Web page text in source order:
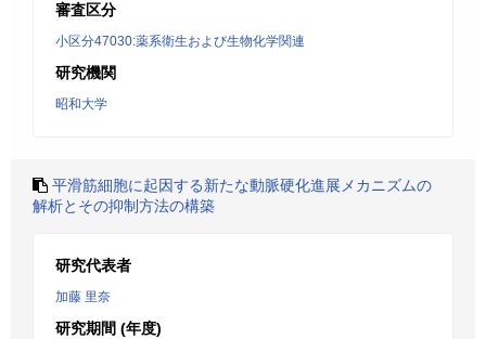
審査区分
小区分47030:薬系衛生および生物化学関連
研究機関
昭和大学
平滑筋細胞に起因する新たな動脈硬化進展メカニズムの
解析とその抑制方法の構築
研究代表者
加藤 里奈
研究期間 (年度)